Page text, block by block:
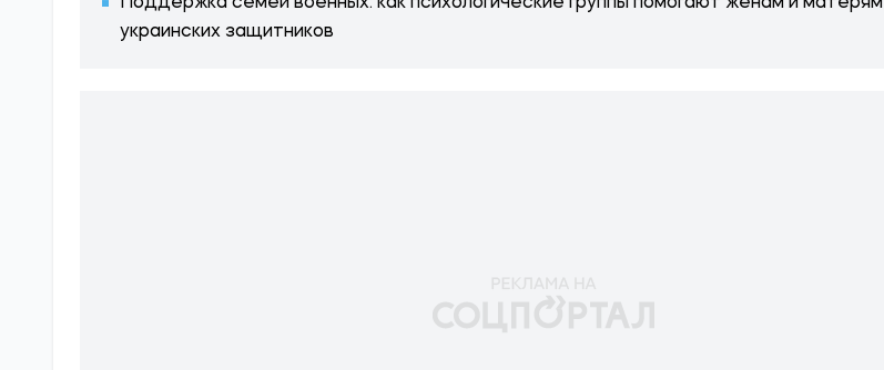
Поддержка семей военных: как психологические группы помогают женам и матерям
украинских защитников